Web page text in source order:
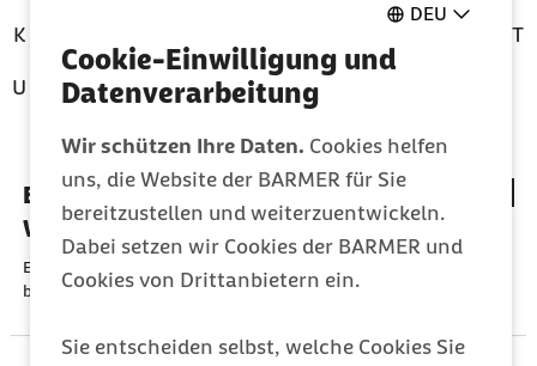
DEU
Cookie-Einwilligung und
Datenverarbeitung
Wir schützen Ihre Daten. Cookies helfen
uns, die Website der BARMER für Sie
bereitzustellen und weiterzuentwickeln.
Dabei setzen wir Cookies der BARMER und
Cookies von Drittanbietern ein.
Sie entscheiden selbst, welche Cookies Sie
Zur Zeit ausgewählt
K T
U V W X Y Z
Index für Buchstabe "E"
Ein- oder Zweibettzimmer - eine
Wahlleistung für Sie
Einbett- oder Zweibettzimmer gehören zu den Wahlleistungen
bei der Krankenhausbehandlung.